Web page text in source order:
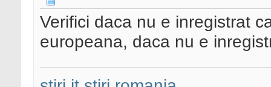
Verifici daca nu e inregistrat
europeana, daca nu e